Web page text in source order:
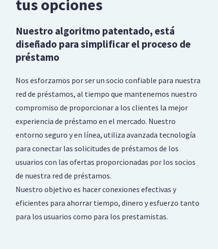
tus opciones
Nuestro algoritmo patentado, está
diseñado para simplificar el proceso de
préstamo
Nos esforzamos por ser un socio confiable para nuestra
red de préstamos, al tiempo que mantenemos nuestro
compromiso de proporcionar a los clientes la mejor
experiencia de préstamo en el mercado. Nuestro
entorno seguro y en línea, utiliza avanzada tecnología
para conectar las solicitudes de préstamos de los
usuarios con las ofertas proporcionadas por los socios
de nuestra red de préstamos.
Nuestro objetivo es hacer conexiones efectivas y
eficientes para ahorrar tiempo, dinero y esfuerzo tanto
para los usuarios como para los prestamistas.